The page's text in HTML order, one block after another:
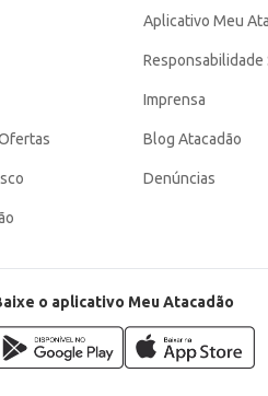
Aplicativo Meu
Responsabilidade
Imprensa
Blog Atacadão
Denúncias
o aplicativo Meu Atacadão